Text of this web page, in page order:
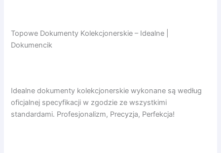
Topowe Dokumenty Kolekcjonerskie – Idealne |
Dokumencik
Idealne dokumenty kolekcjonerskie wykonane są według
oficjalnej specyfikacji w zgodzie ze wszystkimi
standardami. Profesjonalizm, Precyzja, Perfekcja!